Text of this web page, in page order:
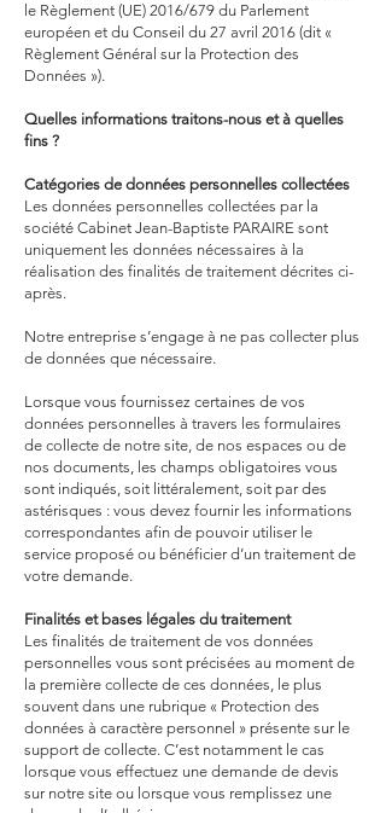
le Règlement (UE) 2016/679 du Parlement
européen et du Conseil du 27 avril 2016 (dit «
Règlement Général sur la Protection des
Données »).
Quelles informations traitons-nous et à quelles
fins ?
Catégories de données personnelles collectées
Les données personnelles collectées par la
société Cabinet Jean-Baptiste PARAIRE sont
uniquement les données nécessaires à la
réalisation des finalités de traitement décrites ci-
après.
Notre entreprise s’engage à ne pas collecter plus
de données que nécessaire.
Lorsque vous fournissez certaines de vos
données personnelles à travers les formulaires
de collecte de notre site, de nos espaces ou de
nos documents, les champs obligatoires vous
sont indiqués, soit littéralement, soit par des
astérisques : vous devez fournir les informations
correspondantes afin de pouvoir utiliser le
service proposé ou bénéficier d’un traitement de
votre demande.
Finalités et bases légales du traitement
Les finalités de traitement de vos données
personnelles vous sont précisées au moment de
la première collecte de ces données, le plus
souvent dans une rubrique « Protection des
données à caractère personnel » présente sur le
support de collecte. C’est notamment le cas
lorsque vous effectuez une demande de devis
sur notre site ou lorsque vous remplissez une